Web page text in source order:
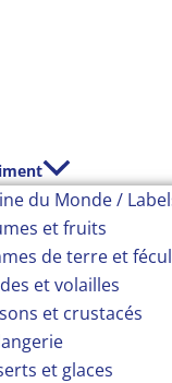
du Monde /
et fruits
de terre et
et volailles
et crustacés
et glaces